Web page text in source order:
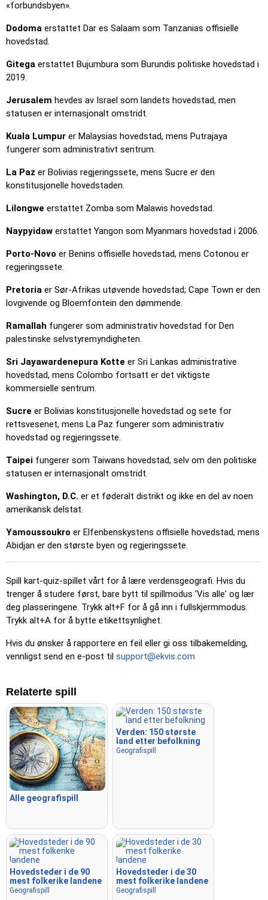
«forbundsbyen».
Dodoma erstattet Dar es Salaam som Tanzanias offisielle
hovedstad.
Gitega erstattet Bujumbura som Burundis politiske hovedstad i
2019.
Jerusalem hevdes av Israel som landets hovedstad, men
statusen er internasjonalt omstridt.
Kuala Lumpur er Malaysias hovedstad, mens Putrajaya
fungerer som administrativt sentrum.
La Paz er Bolivias regjeringssete, mens Sucre er den
konstitusjonelle hovedstaden.
Lilongwe erstattet Zomba som Malawis hovedstad.
Naypyidaw erstattet Yangon som Myanmars hovedstad i 2006.
Porto-Novo er Benins offisielle hovedstad, mens Cotonou er
regjeringssete.
Pretoria er Sør-Afrikas utøvende hovedstad; Cape Town er den
lovgivende og Bloemfontein den dømmende.
Ramallah fungerer som administrativ hovedstad for Den
palestinske selvstyremyndigheten.
Sri Jayawardenepura Kotte er Sri Lankas administrative
hovedstad, mens Colombo fortsatt er det viktigste
kommersielle sentrum.
Sucre er Bolivias konstitusjonelle hovedstad og sete for
rettsvesenet, mens La Paz fungerer som administrativ
hovedstad og regjeringssete.
Taipei fungerer som Taiwans hovedstad, selv om den politiske
statusen er internasjonalt omstridt.
Washington, D.C. er et føderalt distrikt og ikke en del av noen
amerikansk delstat.
Yamoussoukro er Elfenbenskystens offisielle hovedstad, mens
Abidjan er den største byen og regjeringssete.
Spill kart-quiz-spillet vårt for å lære verdensgeografi. Hvis du
trenger å studere først, bare bytt til spillmodus 'Vis alle' og lær
deg plasseringene. Trykk alt+F for å gå inn i fullskjermmodus.
Trykk alt+A for å bytte etikettsynlighet.
Hvis du ønsker å rapportere en feil eller gi oss tilbakemelding,
vennligst send en e-post til support@ekvis.com
Relaterte spill
Alle geografispill
Verden: 150 største
land etter befolkning
Geografispill
Hovedsteder i de 90
mest folkerike landene
Geografispill
Hovedsteder i de 30
mest folkerike landene
Geografispill